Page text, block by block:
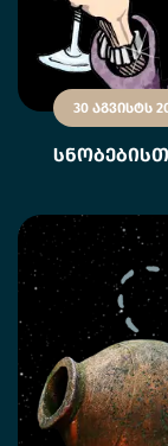
30 აგვისტს